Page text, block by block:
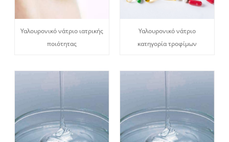
Υαλουρονικό νάτριο ιατρικής
ποιότητας
Υαλουρονικό νάτριο
κατηγορία τροφίμων